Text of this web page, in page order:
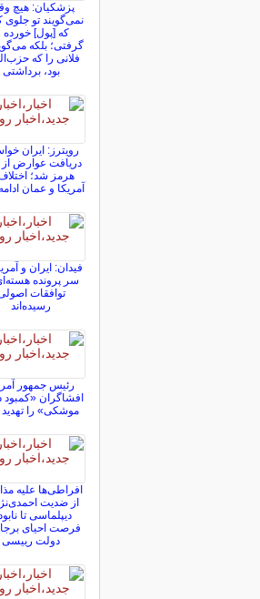
پزشکیان: هیچ
نمی‌گویند تو
که [پول] خورده
گرفتی؛ بلکه
فلانی را که
بود، برداشتی
رویترز: ایران
دریافت عوارض از
هرمز شد؛ اختلاف
آمریکا و عمان
فیدان: ایران و
سر پرونده
توافقات
رسیده‌اند
رئیس جمهور
افشاگران «کمبود
موشکی» را
افراطی‌ها علیه
از ضدیت
دیپلماسی تا
فرصت احیای
دولت رییسی